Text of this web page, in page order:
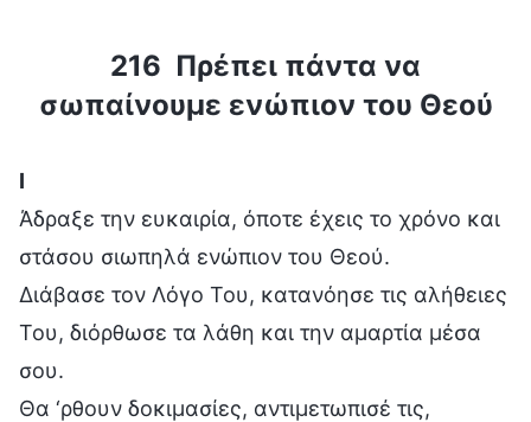
216 Πρέπει πάντα να
σωπαίνουμε ενώπιον του Θεού
Ⅰ
Άδραξε την ευκαιρία, όποτε έχεις το χρόνο και
στάσου σιωπηλά ενώπιον του Θεού.
Διάβασε τον Λόγο Του, κατανόησε τις αλήθειες
Του, διόρθωσε τα λάθη και την αμαρτία μέσα
σου.
Θα ‘ρθουν δοκιμασίες, αντιμετωπισέ τις,